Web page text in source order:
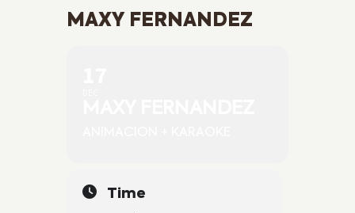
MAXY FERNANDEZ
Time